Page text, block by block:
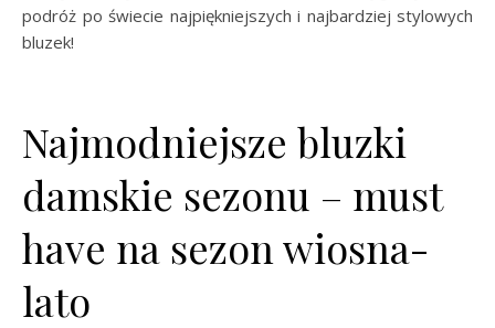
podróż po świecie najpiękniejszych i najbardziej stylowych
bluzek!
Najmodniejsze bluzki
damskie sezonu – must
have na sezon wiosna-
lato